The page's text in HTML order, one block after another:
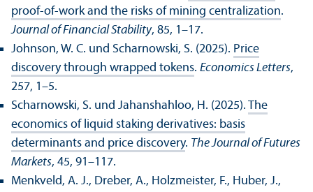
proof-of-work and the risks of mining centralization.
Journal of Financial Stability, 85, 1–17.
Johnson, W. C. und Scharnowski, S. (2025). Price
discovery through wrapped tokens. Economics Letters,
257, 1–5.
Scharnowski, S. und Jahanshahloo, H. (2025). The
economics of liquid staking derivatives: basis
determinants and price discovery. The Journal of Futures
Markets, 45, 91–117.
Menkveld, A. J., Dreber, A., Holzmeister, F., Huber, J.,